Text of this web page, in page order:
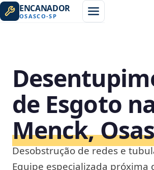
ENCANADOR
OSASCO-SP
de Esgoto
Menck,
Desobstrução de redes e
Equipe especializada próxima